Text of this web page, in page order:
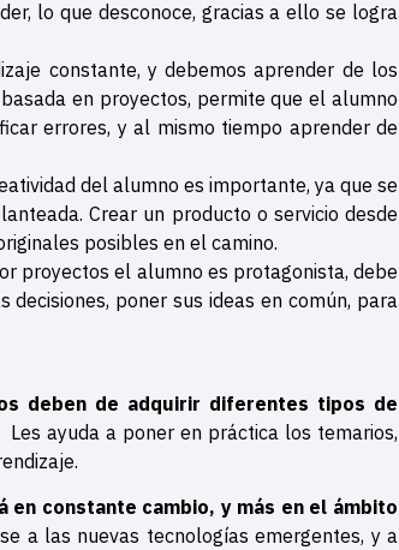
lo que desconoce, gracias a ello se logra
constante, y debemos aprender de los
en proyectos, permite que el alumno
errores, y al mismo tiempo aprender de
del alumno es importante, ya que se
Crear un producto o servicio desde
posibles en el camino.
proyectos el alumno es protagonista, debe
poner sus ideas en común, para
deben de adquirir diferentes tipos de
Les ayuda a poner en práctica los temarios,
constante cambio, y más en el ámbito
a las nuevas tecnologías emergentes, y a